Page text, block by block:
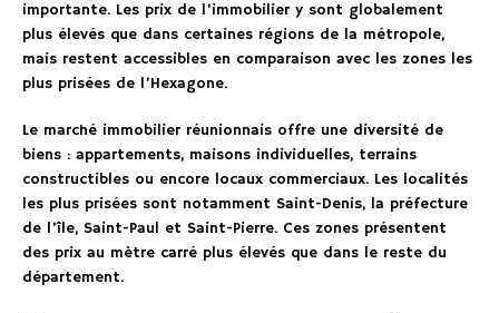
importante. Les prix de l’immobilier y sont globalement
plus élevés que dans certaines régions de la métropole,
mais restent accessibles en comparaison avec les zones les
plus prisées de l’Hexagone.
Le marché immobilier réunionnais offre une diversité de
biens : appartements, maisons individuelles, terrains
constructibles ou encore locaux commerciaux. Les localités
les plus prisées sont notamment Saint-Denis, la préfecture
de l’île, Saint-Paul et Saint-Pierre. Ces zones présentent
des prix au mètre carré plus élevés que dans le reste du
département.